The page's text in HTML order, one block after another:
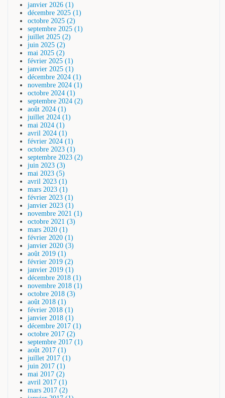
janvier 2026 (1)
décembre 2025 (1)
octobre 2025 (2)
septembre 2025 (1)
juillet 2025 (2)
juin 2025 (2)
mai 2025 (2)
février 2025 (1)
janvier 2025 (1)
décembre 2024 (1)
novembre 2024 (1)
octobre 2024 (1)
septembre 2024 (2)
août 2024 (1)
juillet 2024 (1)
mai 2024 (1)
avril 2024 (1)
février 2024 (1)
octobre 2023 (1)
septembre 2023 (2)
juin 2023 (3)
mai 2023 (5)
avril 2023 (1)
mars 2023 (1)
février 2023 (1)
janvier 2023 (1)
novembre 2021 (1)
octobre 2021 (3)
mars 2020 (1)
février 2020 (1)
janvier 2020 (3)
août 2019 (1)
février 2019 (2)
janvier 2019 (1)
décembre 2018 (1)
novembre 2018 (1)
octobre 2018 (3)
août 2018 (1)
février 2018 (1)
janvier 2018 (1)
décembre 2017 (1)
octobre 2017 (2)
septembre 2017 (1)
août 2017 (1)
juillet 2017 (1)
juin 2017 (1)
mai 2017 (2)
avril 2017 (1)
mars 2017 (2)